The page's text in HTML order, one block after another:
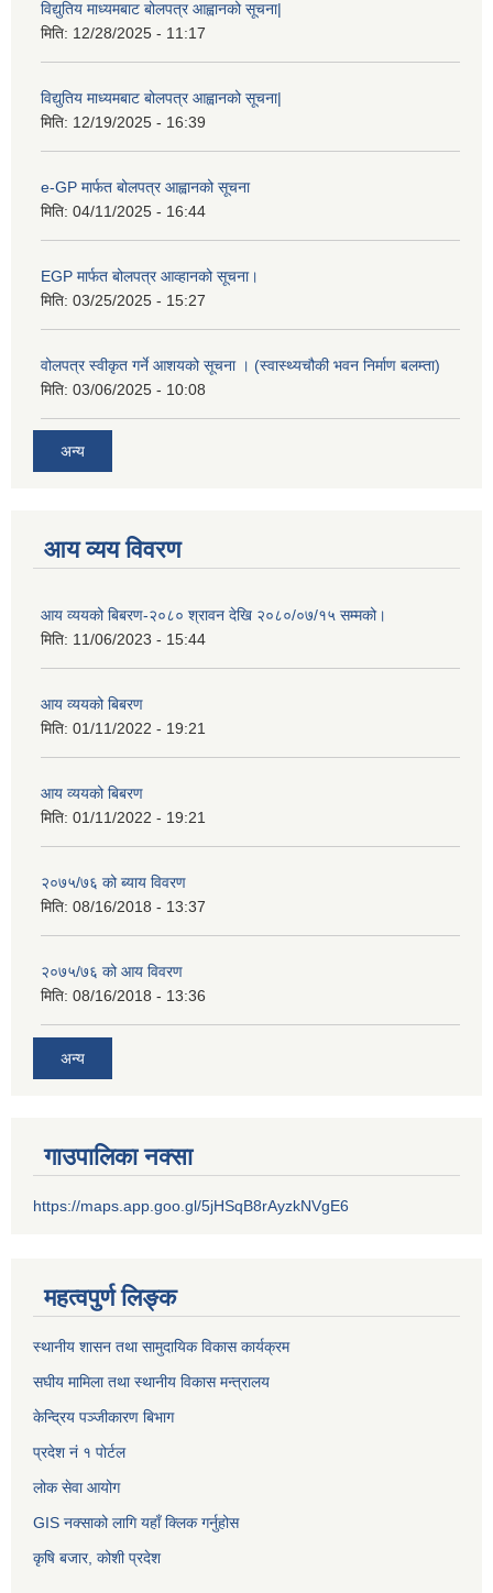
विद्युतिय माध्यमबाट बोलपत्र आह्वानको सूचना|
मिति: 12/28/2025 - 11:17
विद्युतिय माध्यमबाट बोलपत्र आह्वानको सूचना|
मिति: 12/19/2025 - 16:39
e-GP मार्फत बोलपत्र आह्वानको सूचना
मिति: 04/11/2025 - 16:44
EGP मार्फत बोलपत्र आव्हानको सूचना।
मिति: 03/25/2025 - 15:27
वोलपत्र स्वीकृत गर्ने आशयको सूचना । (स्वास्थ्यचौकी भवन निर्माण बलम्ता)
मिति: 03/06/2025 - 10:08
अन्य
आय व्यय विवरण
आय व्ययको बिबरण-२०८० श्रावन देखि २०८०/०७/१५ सम्मको।
मिति: 11/06/2023 - 15:44
आय व्ययको बिबरण
मिति: 01/11/2022 - 19:21
आय व्ययको बिबरण
मिति: 01/11/2022 - 19:21
२०७५/७६ को ब्याय विवरण
मिति: 08/16/2018 - 13:37
२०७५/७६ को आय विवरण
मिति: 08/16/2018 - 13:36
अन्य
गाउपालिका नक्सा
https://maps.app.goo.gl/5jHSqB8rAyzkNVgE6
महत्वपुर्ण लिङ्क
स्थानीय शासन तथा सामुदायिक विकास कार्यक्रम
स‌घीय मामिला तथा स्थानीय विकास मन्त्रालय
केन्द्रिय पञ्जीकारण बिभाग
प्रदेश नं १ पोर्टल
लोक सेवा आयोग
GIS नक्साको लागि यहाँ क्लिक गर्नुहोस
कृषि बजार, कोशी प्रदेश